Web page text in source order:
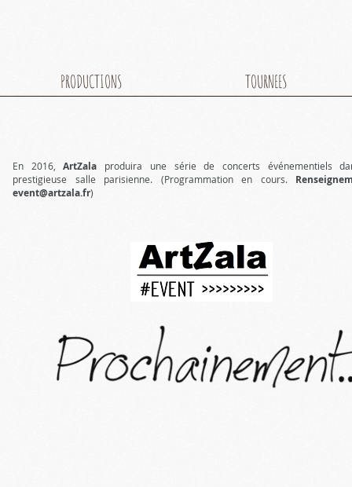
PRODUCTIONS TOURNEES
En 2016,ArtZala produira une série de concerts événementiels
prestigieuse salle parisienne. (Programmation en cours.
event@artzala.fr)